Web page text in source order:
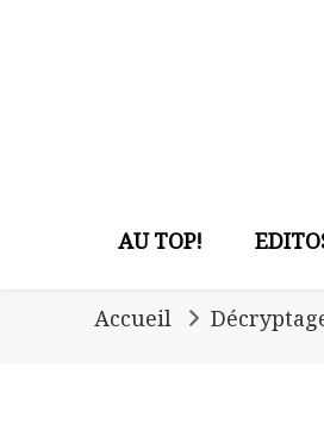
AU TOP!
Accueil